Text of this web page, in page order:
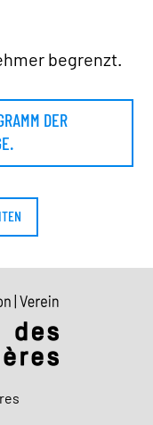
begrenzt.
DER